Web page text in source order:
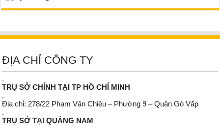
ĐỊA CHỈ CÔNG TY
.
TRỤ SỞ CHÍNH TẠI TP HỒ CHÍ MINH
.
Địa chỉ: 278/22 Phạm Văn Chiêu – Phường 9 – Quận Gò Vấp
.
TRỤ SỞ TẠI QUẢNG NAM